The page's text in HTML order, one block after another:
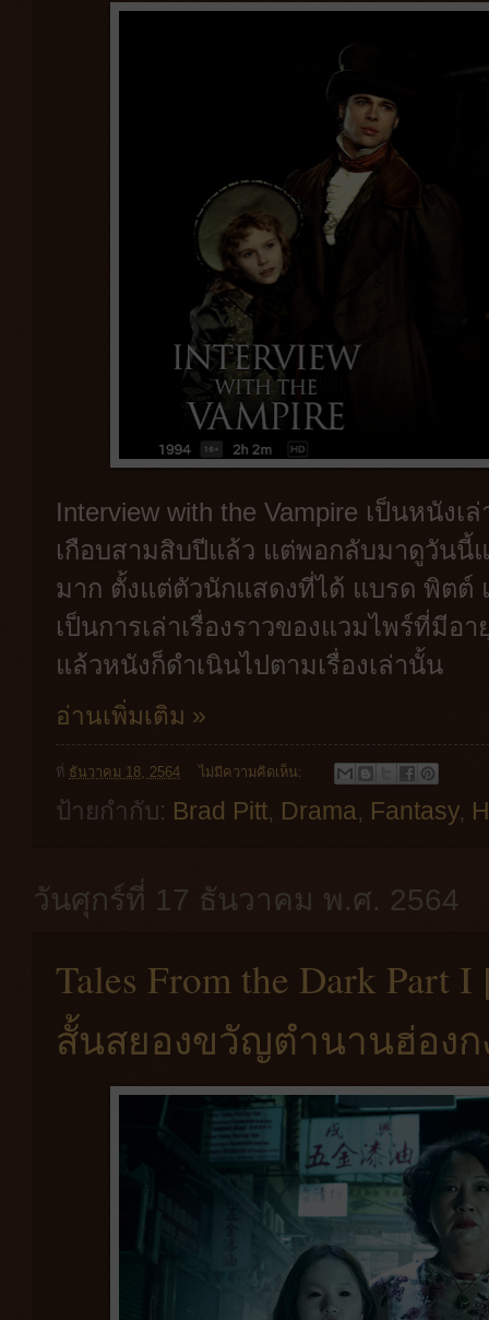
Interview with the Vampire เป็นหนังเ
เกือบสามสิบปีแล้ว แต่พอกลับมาดูวัน
มาก ตั้งแต่ตัวนักแสดงที่ได้ แบรด พิต
เป็นการเล่าเรื่องราวของแวมไพร์ที่มี
แล้วหนังก็ดำเนินไปตามเรื่องเล่านั้น
อ่านเพิ่มเติม »
ที่ ธันวาคม 18, 2564 ไม่มีความคิดเห็น:
ป้ายกำกับ: Brad Pitt, Drama, Fantasy,
วันศุกร์ที่ 17 ธันวาคม พ.ศ. 2564
Tales From the Dark Part
สั้นสยองขวัญตำนานฮ่องก